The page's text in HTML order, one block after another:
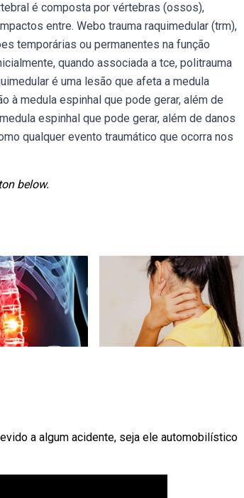
é composta por vértebras (ossos),
entre. Webo trauma raquimedular (trm),
temporárias ou permanentes na função
quando associada a tce, politrauma
é uma lesão que afeta a medula
à medula espinhal que pode gerar, além de
espinhal que pode gerar, além de danos
qualquer evento traumático que ocorra nos
below.
a algum acidente, seja ele automobilístico